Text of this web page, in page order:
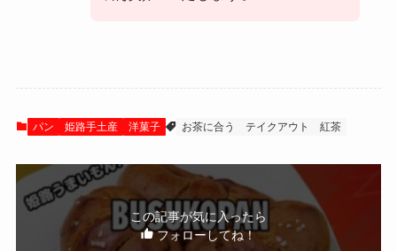
パン 姫路手土産 洋菓子 お茶に合う テイクアウト 紅茶
この記事が気に入ったら
フォローしてね！